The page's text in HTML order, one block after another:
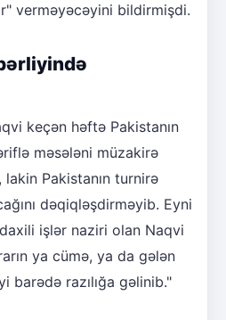
verməyəcəyini bildirmişdi.
keçən həftə Pakistanın
məsələni müzakirə
Pakistanın turnirə
dəqiqləşdirməyib. Eyni
işlər naziri olan Naqvi
ya cümə, ya da gələn
barədə razılığa gəlinib."